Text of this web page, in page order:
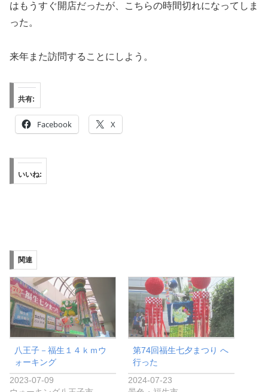
はもうすぐ開店だったが、こちらの時間切れになってしま
った。
来年また訪問することにしよう。
共有:
Facebook X
いいね:
関連
八王子－福生１４ｋｍウ
ォーキング
2023-07-09
第74回福生七夕まつり へ
行った
2024-07-23